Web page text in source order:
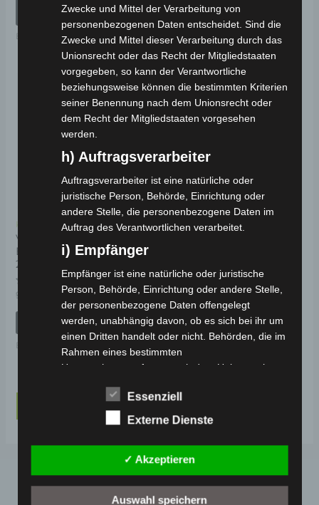
WÄHLEN
werden
Elektro-Seniorenmobile
Elektro-Fahrzeuge
Kostenloser Versand
VOLTA VB4 NEO
ELEKTRO-FAHRRAD
27.5″
Bewertet
0
999,00
Ursprünglicher
Preis
war:
999,00 €
949,00€
Aktueller
Preis
ist:
949,00 €.
IN DEN WARENKORB
Elektro-Fahrzeuge
Kostenloser Versand
mit
von
Ursprünglicher
Preis
war:
799,00 €
719,00
Preis
ist:
IN DEN WARENKORB
Elektro-Fahrzeuge
Zwecke und Mittel der Verarbeitung von
personenbezogenen Daten entscheidet. Sind die
Zwecke und Mittel dieser Verarbeitung durch das
Unionsrecht oder das Recht der Mitgliedstaaten
vorgegeben, so kann der Verantwortliche
beziehungsweise können die bestimmten Kriterien
seiner Benennung nach dem Unionsrecht oder
dem Recht der Mitgliedstaaten vorgesehen
werden.
h) Auftragsverarbeiter
Auftragsverarbeiter ist eine natürliche oder
juristische Person, Behörde, Einrichtung oder
andere Stelle, die personenbezogene Daten im
Auftrag des Verantwortlichen verarbeitet.
i) Empfänger
Empfänger ist eine natürliche oder juristische
Person, Behörde, Einrichtung oder andere Stelle,
der personenbezogene Daten offengelegt
werden, unabhängig davon, ob es sich bei ihr um
einen Dritten handelt oder nicht. Behörden, die im
Rahmen eines bestimmten
Untersuchungsauftrags nach dem Unionsrecht
möglicherweise personenbezogene Daten
erhalten, gelten jedoch nicht als Empfänger.
Dritter ist eine natürliche oder juristische Person,
Behörde, Einrichtung oder andere Stelle außer
Essenziell
Externe Dienste
✓ Akzeptieren
Auswahl speichern